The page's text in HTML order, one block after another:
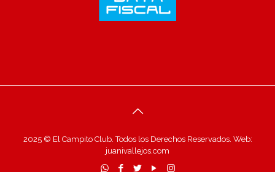
2025 © El Campito Club. Todos los Derechos Reservados. Web:
juanivallejos.com